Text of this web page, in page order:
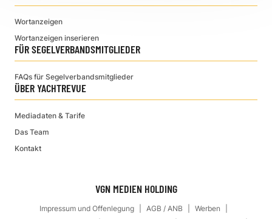
Wortanzeigen
Wortanzeigen inserieren
FÜR SEGELVERBANDSMITGLIEDER
FAQs für Segelverbandsmitglieder
ÜBER YACHTREVUE
Mediadaten & Tarife
Das Team
Kontakt
VGN MEDIEN HOLDING
Impressum und Offenlegung AGB / ANB
Werben